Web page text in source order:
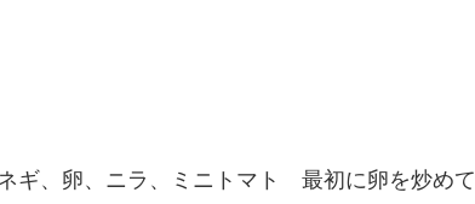
ギ、卵、ニラ、ミニトマト 最初に卵を炒めて